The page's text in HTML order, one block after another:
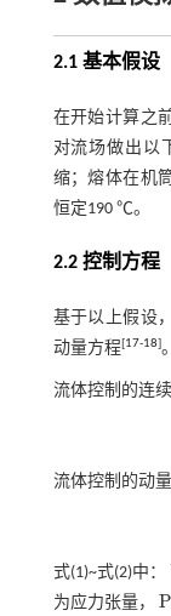
2.1 基本假设
在开始计算之
对流场做出以
缩；熔体在机
恒定190 ℃。
2.2 控制方程
基于以上假设
动量方程[17-18]。
流体控制的连
流体控制的动量
式(1)~式(2)中：
为应力张量，
P
P